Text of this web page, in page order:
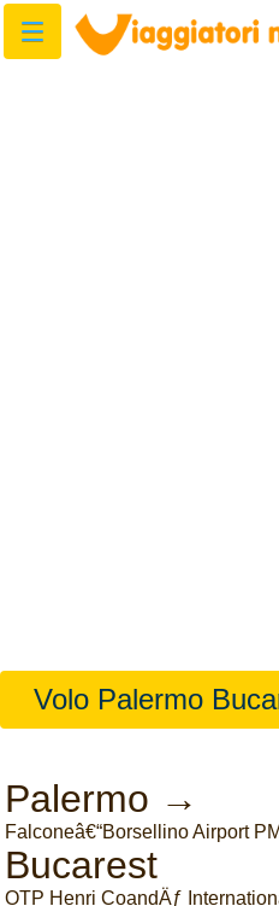
Volo Palermo
Palermo →
Falconeâ€“Borsellino Airport
Bucarest
OTP Henri CoandÄƒ